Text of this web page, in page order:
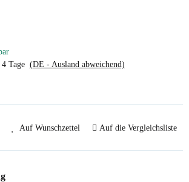
Tage (DE - Ausland abweichend)
Auf Wunschzettel Auf die Vergleichsliste